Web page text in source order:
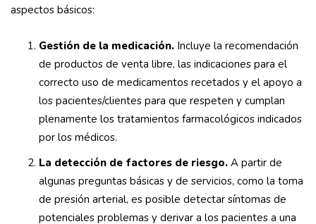
aspectos básicos:
Gestión de la medicación. Incluye la recomendación
de productos de venta libre, las indicaciones para el
correcto uso de medicamentos recetados y el apoyo a
los pacientes/clientes para que respeten y cumplan
plenamente los tratamientos farmacológicos indicados
por los médicos.
La detección de factores de riesgo. A partir de
algunas preguntas básicas y de servicios, como la toma
de presión arterial, es posible detectar síntomas de
potenciales problemas y derivar a los pacientes a una